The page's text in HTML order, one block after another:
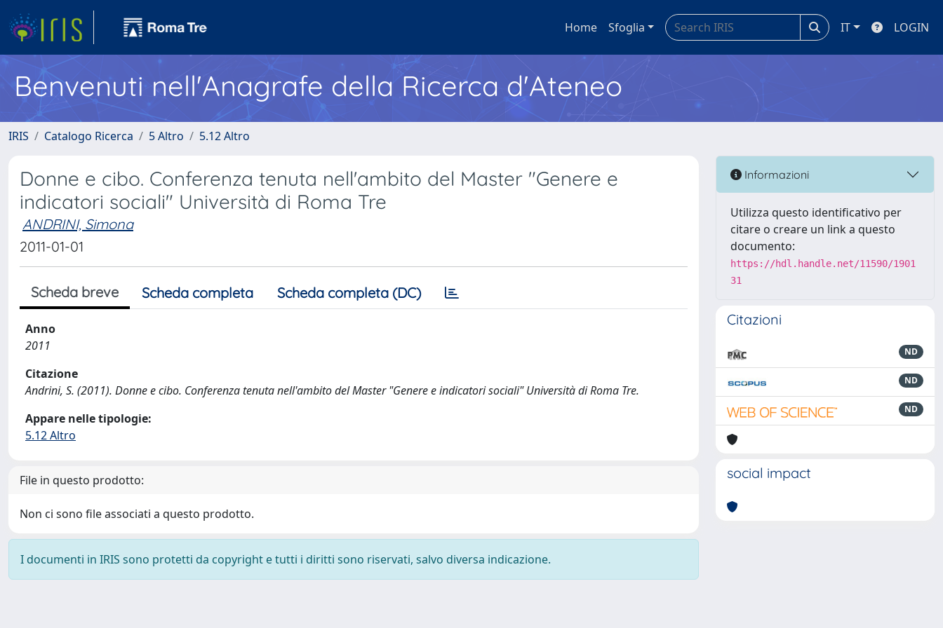
Home Sfoglia IT LOGIN
Benvenuti nell'Anagrafe della Ricerca d'Ateneo
IRIS Catalogo Ricerca 5 Altro 5.12 Altro
Donne e cibo. Conferenza tenuta nell'ambito del Master "Genere e
indicatori sociali" Università di Roma Tre
ANDRINI, Simona
2011-01-01
Scheda breve Scheda completa Scheda completa (DC)
Anno
2011
Citazione
Andrini, S. (2011). Donne e cibo. Conferenza tenuta nell'ambito del Master "Genere e indicatori sociali" Università di Roma Tre.
Appare nelle tipologie:
5.12 Altro
File in questo prodotto:
Non ci sono file associati a questo prodotto.
I documenti in IRIS sono protetti da copyright e tutti i diritti sono riservati, salvo diversa indicazione.
Informazioni
Utilizza questo identificativo per
citare o creare un link a questo
documento:
https://hdl.handle.net/11590/1901
31
Citazioni
ND
ND
ND
social impact